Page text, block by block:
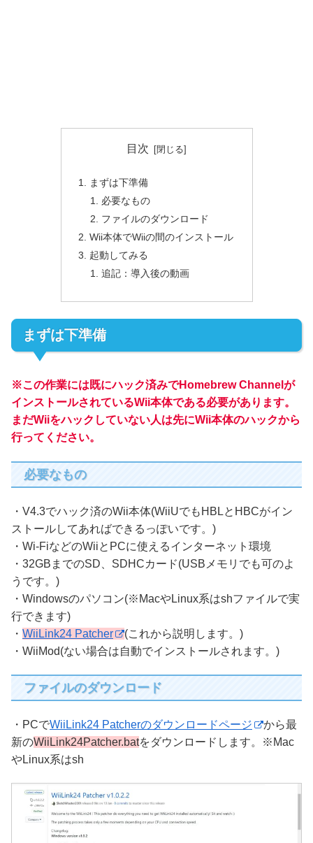
目次
まずは下準備
必要なもの
ファイルのダウンロード
Wii本体でWiiの間のインストール
起動してみる
追記：導入後の動画
まずは下準備
※この作業には既にハック済みでHomebrew Channelが
インストールされているWii本体である必要があります。
まだWiiをハックしていない人は先にWii本体のハックから
行ってください。
必要なもの
・V4.3でハック済のWii本体(WiiUでもHBLとHBCがイン
ストールしてあればできるっぽいです。)
・Wi-FiなどのWiiとPCに使えるインターネット環境
・32GBまでのSD、SDHCカード(USBメモリでも可のよ
うです。)
・Windowsのパソコン(※MacやLinux系はshファイルで実
行できます)
・ WiiLink24 Patcher
(これから説明します。)
・WiiMod(ない場合は自動でインストールされます。)
ファイルのダウンロード
・PCでWiiLink24 Patcherのダウンロードページ
から最
新のWiiLink24Patcher.batをダウンロードします。※Mac
やLinux系はsh